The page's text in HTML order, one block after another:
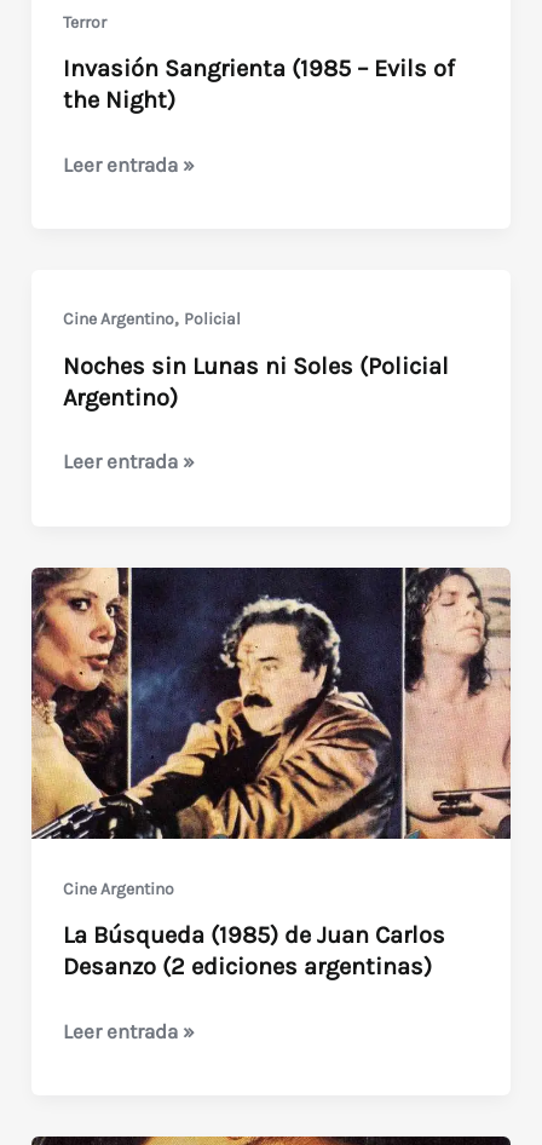
Terror
Invasión Sangrienta (1985 – Evils of
the Night)
Invasión
of
the
Night)
Leer entrada »
Cine Argentino, Policial
Noches sin Lunas ni Soles (Policial
Argentino)
Noches
ni
Soles
(Policial
Argentino)
Leer entrada »
Cine Argentino
La Búsqueda (1985) de Juan Carlos
Desanzo (2 ediciones argentinas)
La
de
Leer entrada »